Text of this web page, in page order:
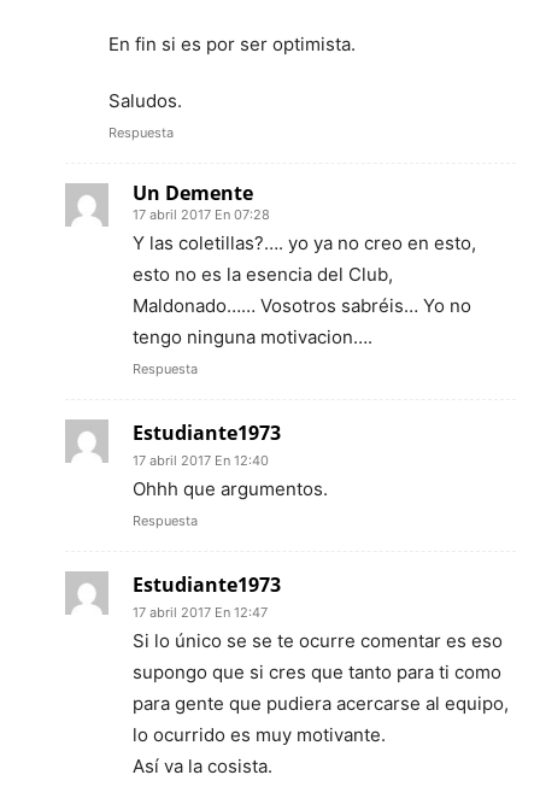
En fin si es por ser optimista.
Saludos.
Respuesta
Un Demente
17 abril 2017 En 07:28
Y las coletillas?…. yo ya no creo en esto,
esto no es la esencia del Club,
Maldonado…… Vosotros sabréis… Yo no
tengo ninguna motivacion….
Respuesta
Estudiante1973
17 abril 2017 En 12:40
Ohhh que argumentos.
Respuesta
Estudiante1973
17 abril 2017 En 12:47
Si lo único se se te ocurre comentar es eso
supongo que si cres que tanto para ti como
para gente que pudiera acercarse al equipo,
lo ocurrido es muy motivante.
Así va la cosista.